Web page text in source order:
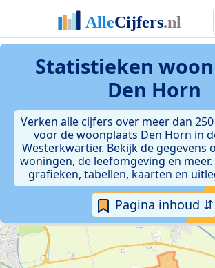
Statistieken
Den Horn
Verken alle cijfers over meer dan
voor de woonplaats Den Horn in
Westerkwartier. Bekijk de gegevens
woningen, de leefomgeving en
grafieken, tabellen, kaarten en
Pagina inhoud ⇵